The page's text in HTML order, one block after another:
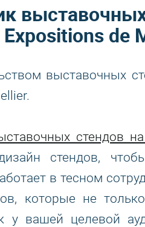
de
выставочных
стендов
стендов,
в тесном
которые не
у вашей целевой